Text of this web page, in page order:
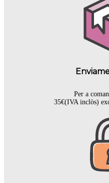
Per a
35€(IVA inclòs)